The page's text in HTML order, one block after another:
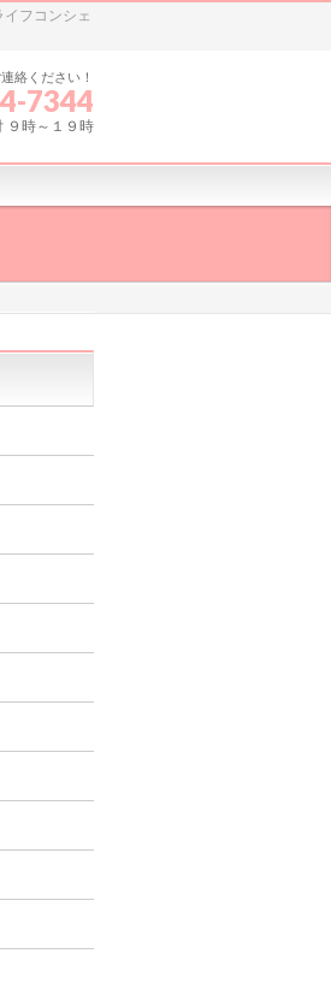
フコンシェ
絡ください！
7344
９時～１９時